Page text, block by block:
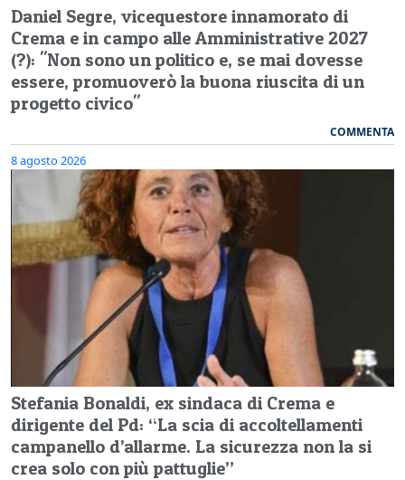
Daniel Segre, vicequestore innamorato di
Crema e in campo alle Amministrative 2027
(?): "Non sono un politico e, se mai dovesse
essere, promuoverò la buona riuscita di un
progetto civico"
COMMENTA
8 agosto 2026
Stefania Bonaldi, ex sindaca di Crema e
dirigente del Pd: “La scia di accoltellamenti
campanello d’allarme. La sicurezza non la si
crea solo con più pattuglie”